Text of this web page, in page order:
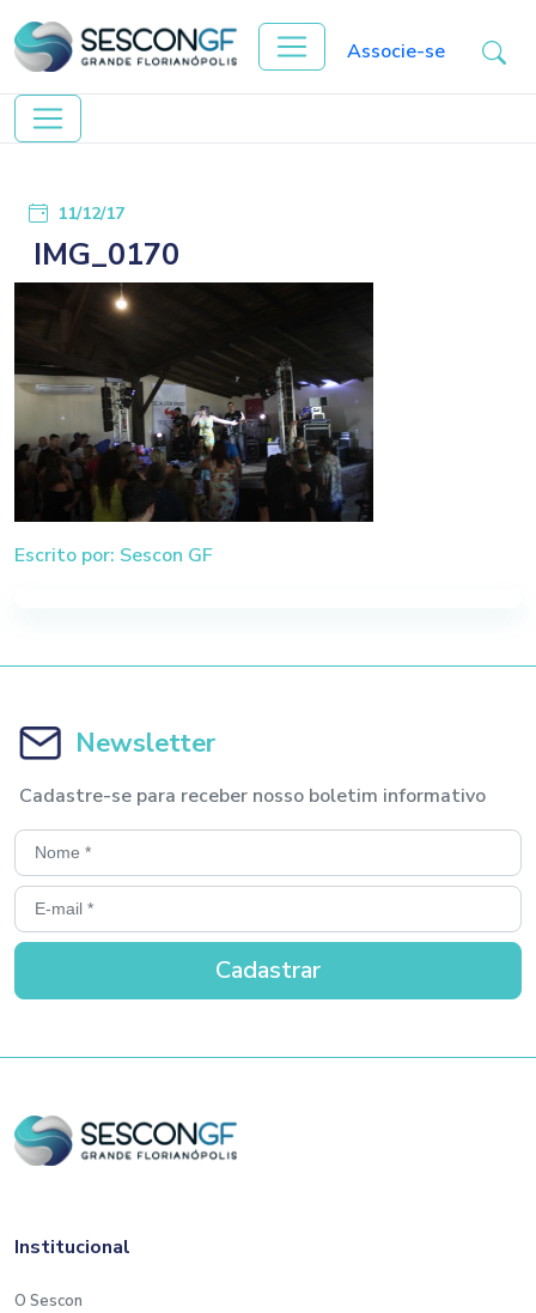
Associe-se
11/12/17
IMG_0170
Escrito por: Sescon GF
Newsletter
Cadastre-se para receber nosso boletim informativo
Institucional
O Sescon